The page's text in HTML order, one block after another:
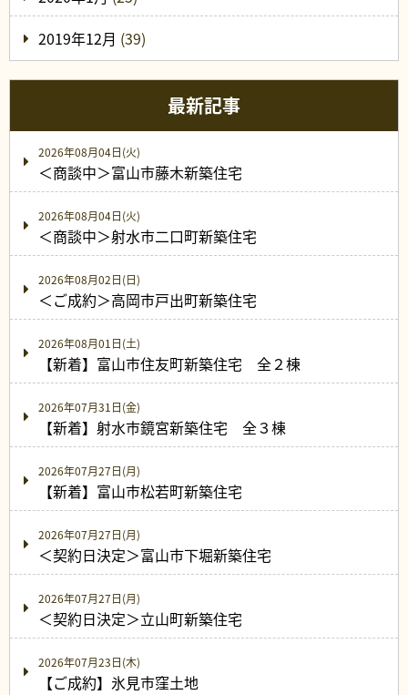
2019年12月 (39)
最新記事
2026年08月04日(火)
＜商談中＞富山市藤木新築住宅
2026年08月04日(火)
＜商談中＞射水市二口町新築住宅
2026年08月02日(日)
＜ご成約＞高岡市戸出町新築住宅
2026年08月01日(土)
【新着】富山市住友町新築住宅 全２棟
2026年07月31日(金)
【新着】射水市鏡宮新築住宅 全３棟
2026年07月27日(月)
【新着】富山市松若町新築住宅
2026年07月27日(月)
＜契約日決定＞富山市下堀新築住宅
2026年07月27日(月)
＜契約日決定＞立山町新築住宅
2026年07月23日(木)
【ご成約】氷見市窪土地